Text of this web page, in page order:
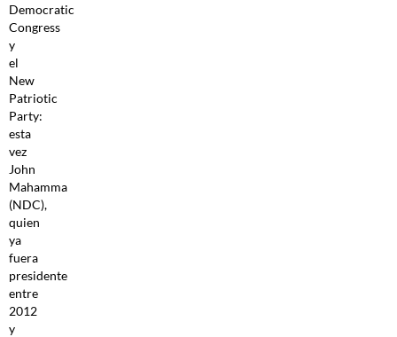
Democratic
Congress
y
el
New
Patriotic
Party:
esta
vez
John
Mahamma
(NDC),
quien
ya
fuera
presidente
entre
2012
y